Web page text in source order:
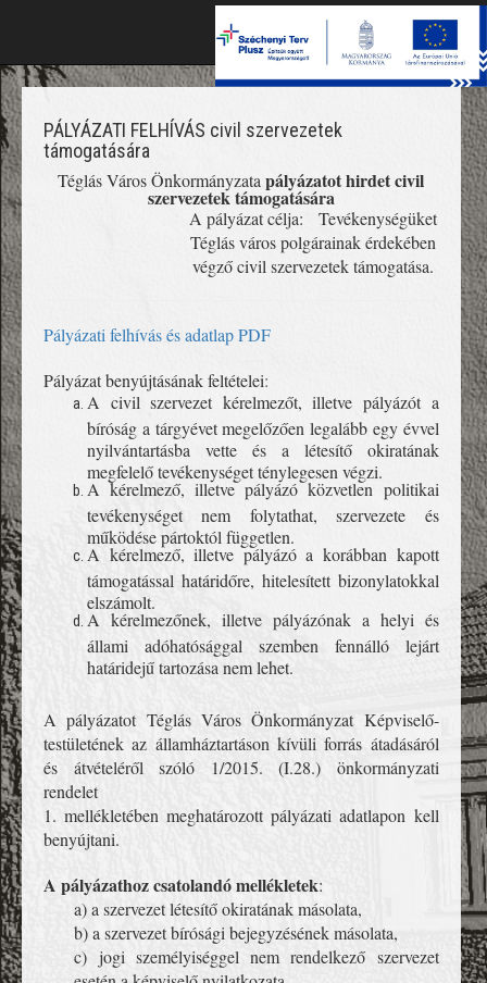
PÁLYÁZATI FELHÍVÁS civil szervezetek
támogatására
Téglás Város Önkormányzatapályázatot hirdet civil
szervezetek támogatására
A pályázat célja: Tevékenységüket
Téglás város polgárainak érdekében
végző civil szervezetektámogatása.
Pályázati felhívás és adatlap PDF
Pályázat benyújtásának feltételei:
A civil szervezet kérelmezőt, illetve pályázót a
bíróság a tárgyévet megelőzően legalább egy évvel
nyilvántartásba vette és a létesítő okiratának
megfelelő tevékenységet ténylegesen végzi.
A kérelmező, illetve pályázó közvetlen politikai
tevékenységet nem folytathat, szervezete és
működése pártoktól független.
A kérelmező, illetve pályázó a korábban kapott
támogatással határidőre, hitelesített bizonylatokkal
elszámolt.
A kérelmezőnek, illetve pályázónak a helyi és
állami adóhatósággal szemben fennálló lejárt
határidejű tartozása nem lehet.
A pályázatot Téglás Város Önkormányzat Képviselő-
testületének az államháztartáson kívüli forrás átadásáról
és átvételéről szóló 1/2015. (I.28.) önkormányzati
rendelet
1. mellékletében meghatározott pályázati adatlapon kell
benyújtani.
A pályázathoz csatolandó mellékletek:
a) a szervezet létesítő okiratának másolata,
b) a szervezet bírósági bejegyzésének másolata,
c) jogi személyiséggel nem rendelkező szervezet